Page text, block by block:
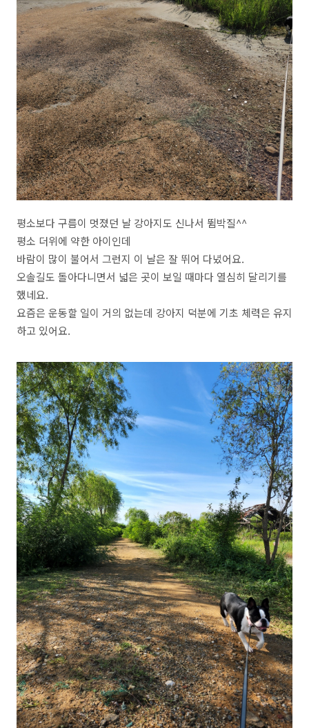
평소보다 구름이 멋졌던 날 강아지도 신나서 뜀박질^^
평소 더위에 약한 아이인데
바람이 많이 불어서 그런지 이 날은 잘 뛰어 다녔어요.
오솔길도 돌아다니면서 넓은 곳이 보일 때마다 열심히 달리기를
했네요.
요즘은 운동할 일이 거의 없는데 강아지 덕분에 기초 체력은 유지
하고 있어요.